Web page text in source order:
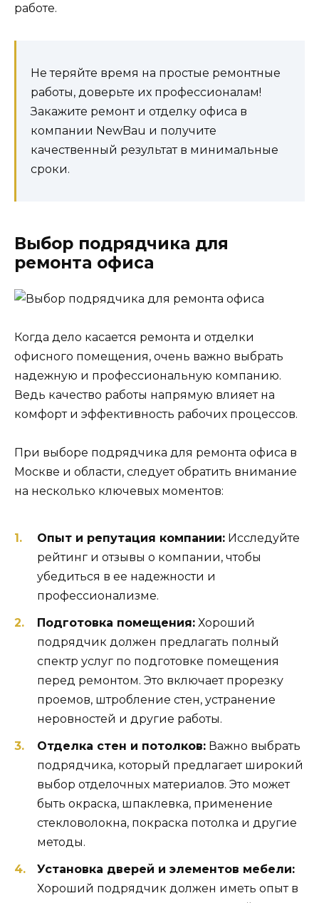
работе.
Не теряйте время на простые ремонтные
работы, доверьте их профессионалам!
Закажите ремонт и отделку офиса в
компании NewBau и получите
качественный результат в минимальные
сроки.
Выбор подрядчика для
ремонта офиса
Когда дело касается ремонта и отделки
офисного помещения, очень важно выбрать
надежную и профессиональную компанию.
Ведь качество работы напрямую влияет на
комфорт и эффективность рабочих процессов.
При выборе подрядчика для ремонта офиса в
Москве и области, следует обратить внимание
на несколько ключевых моментов:
Опыт и репутация компании: Исследуйте
рейтинг и отзывы о компании, чтобы
убедиться в ее надежности и
профессионализме.
Подготовка помещения: Хороший
подрядчик должен предлагать полный
спектр услуг по подготовке помещения
перед ремонтом. Это включает прорезку
проемов, штробление стен, устранение
неровностей и другие работы.
Отделка стен и потолков: Важно выбрать
подрядчика, который предлагает широкий
выбор отделочных материалов. Это может
быть окраска, шпаклевка, применение
стекловолокна, покраска потолка и другие
методы.
Установка дверей и элементов мебели:
Хороший подрядчик должен иметь опыт в